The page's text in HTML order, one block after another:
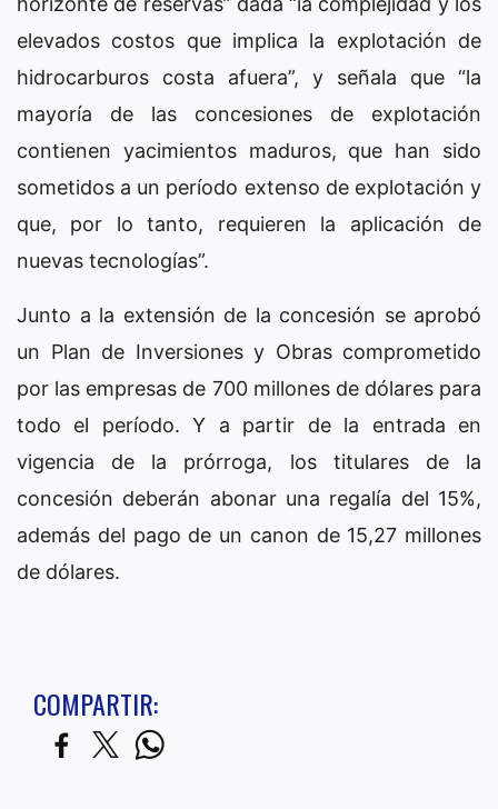
elevados costos que implica la explotación de
hidrocarburos costa afuera”, y señala que “la
mayoría de las concesiones de explotación
contienen yacimientos maduros, que han sido
sometidos a un período extenso de explotación y
que, por lo tanto, requieren la aplicación de
nuevas tecnologías”.
Junto a la extensión de la concesión se aprobó
un Plan de Inversiones y Obras comprometido
por las empresas de 700 millones de dólares para
todo el período. Y a partir de la entrada en
vigencia de la prórroga, los titulares de la
concesión deberán abonar una regalía del 15%,
además del pago de un canon de 15,27 millones
de dólares.
COMPARTIR: